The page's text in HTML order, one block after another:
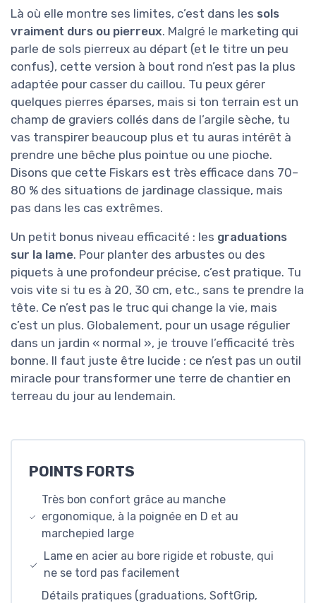
Là où elle montre ses limites, c’est dans les sols
vraiment durs ou pierreux. Malgré le marketing qui
parle de sols pierreux au départ (et le titre un peu
confus), cette version à bout rond n’est pas la plus
adaptée pour casser du caillou. Tu peux gérer
quelques pierres éparses, mais si ton terrain est un
champ de graviers collés dans de l’argile sèche, tu
vas transpirer beaucoup plus et tu auras intérêt à
prendre une bêche plus pointue ou une pioche.
Disons que cette Fiskars est très efficace dans 70–
80 % des situations de jardinage classique, mais
pas dans les cas extrêmes.
Un petit bonus niveau efficacité : les graduations
sur la lame. Pour planter des arbustes ou des
piquets à une profondeur précise, c’est pratique. Tu
vois vite si tu es à 20, 30 cm, etc., sans te prendre la
tête. Ce n’est pas le truc qui change la vie, mais
c’est un plus. Globalement, pour un usage régulier
dans un jardin « normal », je trouve l’efficacité très
bonne. Il faut juste être lucide : ce n’est pas un outil
miracle pour transformer une terre de chantier en
terreau du jour au lendemain.
POINTS FORTS
Très bon confort grâce au manche
ergonomique, à la poignée en D et au
marchepied large
Lame en acier au bore rigide et robuste, qui
ne se tord pas facilement
Détails pratiques (graduations, SoftGrip,